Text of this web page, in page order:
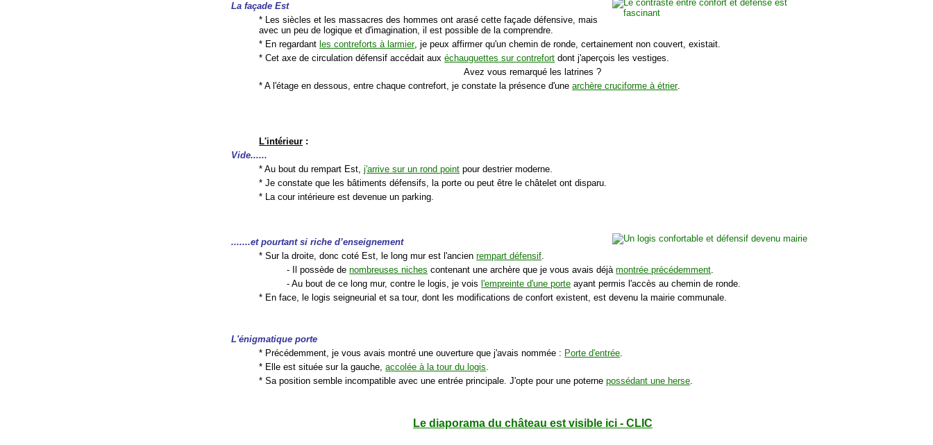
La façade Est
* Les siècles et les massacres des hommes ont arasé cette façade défensive, mais
avec un peu de logique et d'imagination, il est possible de la comprendre.
* En regardant les contreforts à larmier, je peux affirmer qu'un chemin de ronde, certainement non couvert, existait.
* Cet axe de circulation défensif accédait auxéchauguettes sur contrefort dont j'aperçois les vestiges.
Avez vous remarqué les latrines ?
* A l'étage en dessous, entre chaque contrefort, je constate la présence d'unearchère cruciforme à étrier.
L'intérieur :
Vide......
* Au bout du rempart Est,j'arrive sur un rond point pour destrier moderne.
* Je constate que les bâtiments défensifs, la porte ou peut être le châtelet ont disparu.
* La cour intérieure est devenue un parking.
.......et pourtant si riched’enseignement
* Sur la droite, donc coté Est, le long mur est l'ancienrempart défensif.
- Il possède denombreuses niches contenant une archère que je vous avais déjàmontrée précédemment.
- Au bout de ce long mur, contre le logis, je vois l'empreinte d'une porte ayant permis l'accès au chemin de ronde.
* En face, le logis seigneurial et sa tour, dont les modifications de confort existent, est devenu la mairie communale.
L'énigmatique porte
* Précédemment, je vous avais montré une ouverture que j'avais nommée : Porte d'entrée.
* Elle est située sur la gauche,accolée à la tour du logis.
* Sa position semble incompatible avec une entrée principale. J'opte pour une poternepossédant une herse.
Le diaporama du château est visible ici - CLIC